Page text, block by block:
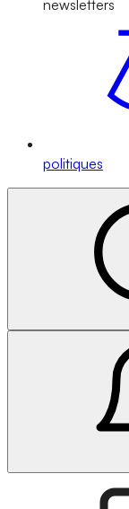
newsletters
politiques